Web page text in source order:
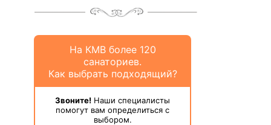
На КМВ более 120
санаториев.
Как выбрать подходящий?
Звоните! Наши специалисты
помогут вам определиться с
выбором.